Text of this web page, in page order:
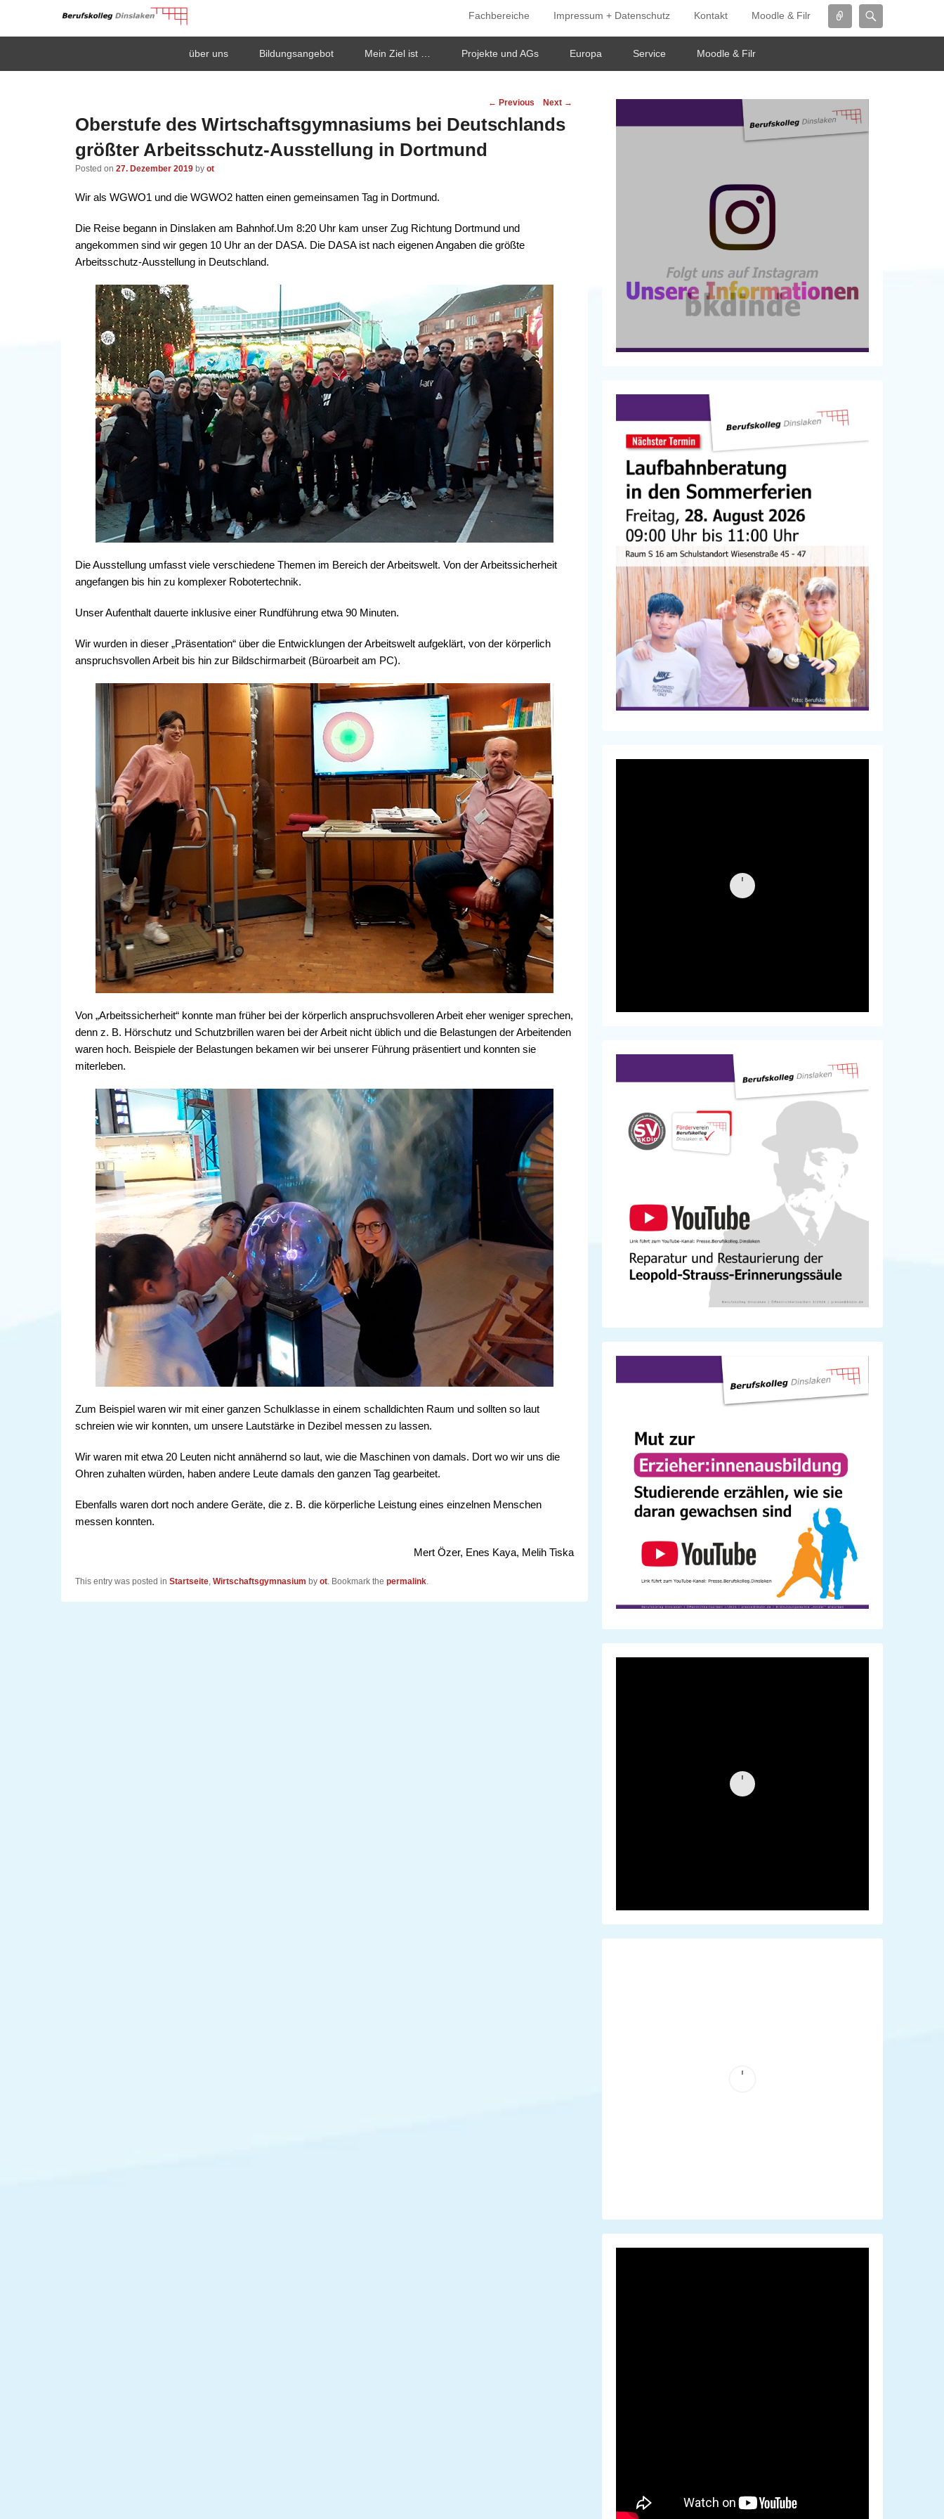
Connect
Fachbereiche Impressum + Datenschutz Kontakt Moodle & Filr
Berufskolleg Dinslaken
Schule der Sekundarstufe II des Kreises Wesel
über uns Bildungsangebot Mein Ziel ist … Projekte und AGs Europa Service Moodle & Filr
Post
navigation
← Previous Next →
Oberstufe des Wirtschaftsgymnasiums bei Deutschlands
größter Arbeitsschutz-Ausstellung in Dortmund
Posted on 27. Dezember 2019 by ot
Wir als WGWO1 und die WGWO2 hatten einen gemeinsamen Tag in Dortmund.
Die Reise begann in Dinslaken am Bahnhof.Um 8:20 Uhr kam unser Zug Richtung Dortmund und
angekommen sind wir gegen 10 Uhr an der DASA. Die DASA ist nach eigenen Angaben die größte
Arbeitsschutz-Ausstellung in Deutschland.
Die Ausstellung umfasst viele verschiedene Themen im Bereich der Arbeitswelt. Von der Arbeitssicherheit
angefangen bis hin zu komplexer Robotertechnik.
Unser Aufenthalt dauerte inklusive einer Rundführung etwa 90 Minuten.
Wir wurden in dieser „Präsentation“ über die Entwicklungen der Arbeitswelt aufgeklärt, von der körperlich
anspruchsvollen Arbeit bis hin zur Bildschirmarbeit (Büroarbeit am PC).
Von „Arbeitssicherheit“ konnte man früher bei der körperlich anspruchsvolleren Arbeit eher weniger sprechen,
denn z. B. Hörschutz und Schutzbrillen waren bei der Arbeit nicht üblich und die Belastungen der Arbeitenden
waren hoch. Beispiele der Belastungen bekamen wir bei unserer Führung präsentiert und konnten sie
miterleben.
Zum Beispiel waren wir mit einer ganzen Schulklasse in einem schalldichten Raum und sollten so laut
schreien wie wir konnten, um unsere Lautstärke in Dezibel messen zu lassen.
Wir waren mit etwa 20 Leuten nicht annähernd so laut, wie die Maschinen von damals. Dort wo wir uns die
Ohren zuhalten würden, haben andere Leute damals den ganzen Tag gearbeitet.
Ebenfalls waren dort noch andere Geräte, die z. B. die körperliche Leistung eines einzelnen Menschen
messen konnten.
Mert Özer, Enes Kaya, Melih Tiska
This entry was posted in Startseite, Wirtschaftsgymnasium by ot. Bookmark the permalink.